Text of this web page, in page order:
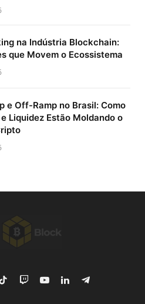
na Indústria Blockchain:
que Movem o Ecossistema
e Off-Ramp no Brasil: Como
e Liquidez Estão Moldando o
TikTokTwitchYouTubeLinkedInTelegram